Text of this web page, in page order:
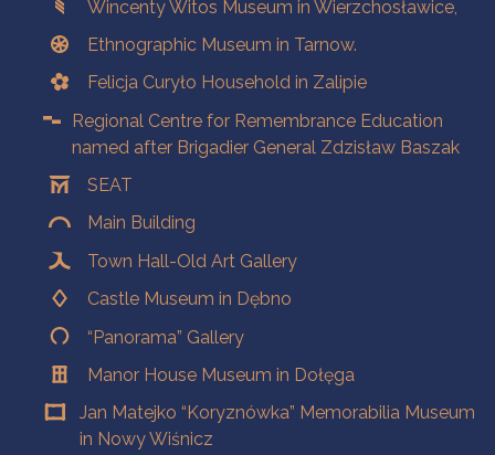
Wincenty Witos Museum in Wierzchosławice,
Ethnographic Museum in Tarnow.
Felicja Curyło Household in Zalipie
Regional Centre for Remembrance Education
named after Brigadier General Zdzisław Baszak
SEAT
Main Building
Town Hall-Old Art Gallery
Castle Museum in Dębno
“Panorama” Gallery
Manor House Museum in Dołęga
Jan Matejko “Koryznówka” Memorabilia Museum
in Nowy Wiśnicz